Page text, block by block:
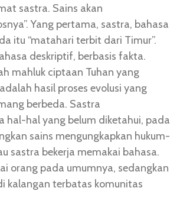
sastra. Sains akan
Yang pertama, sastra, bahasa
itu “matahari terbit dari Timur”.
deskriptif, berbasis fakta.
mahluk ciptaan Tuhan yang
hasil proses evolusi yang
berbeda. Sastra
hal-hal yang belum diketahui, pada
sains mengungkapkan hukum-
sastra bekerja memakai bahasa.
orang pada umumnya, sedangkan
kalangan terbatas komunitas